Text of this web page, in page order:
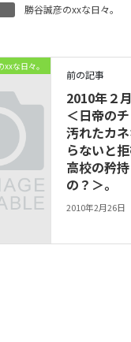
勝谷誠彦のxxな日々。
な日々。
前の記事
2010年２
＜日帝の
汚れたカ
らないと
高校の矜
の？＞。
2010年2月26日